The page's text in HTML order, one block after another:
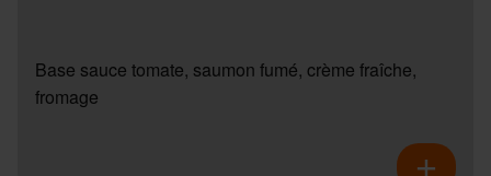
Base sauce tomate, saumon fumé, crème fraîche,
fromage